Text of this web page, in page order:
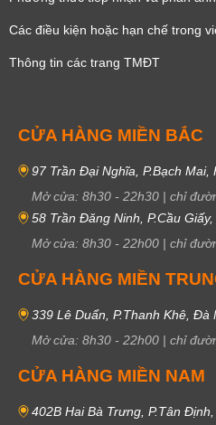
Các điều kiện hoặc hạn chế trong
Thông tin các trang TMĐT
CỬA HÀNG MIỀN BẮC
97 Trần Đại Nghĩa, P.Bạch Mai,
Mở cửa: 8h30 - 22h30 | chỉ
58 Trần Đăng Ninh, P.Cầu
Mở cửa: 8h30 - 22h00 | chỉ
CỬA HÀNG MIỀN
339 Lê Duẩn, P.Thanh Khê, Đà
Mở cửa: 8h30 - 22h00 | chỉ
CỬA HÀNG MIỀN NAM
402B Hai Bà Trưng, P.Tân